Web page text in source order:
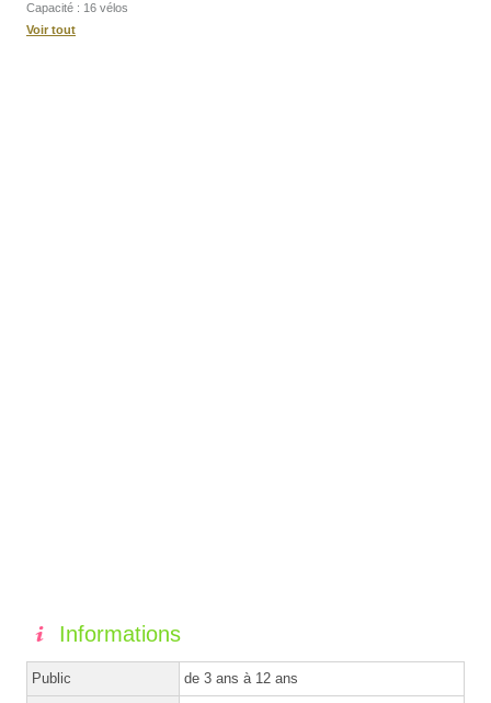
Capacité : 16 vélos
Voir tout
Informations
Public de 3 ans à 12 ans